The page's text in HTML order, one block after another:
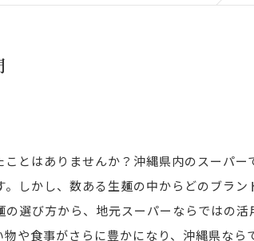
とはありませんか？沖縄県内のスーパー
しかし、数ある生麺の中からどのブラ
選び方から、地元スーパーならではの
や食事がさらに豊かになり、沖縄県なら